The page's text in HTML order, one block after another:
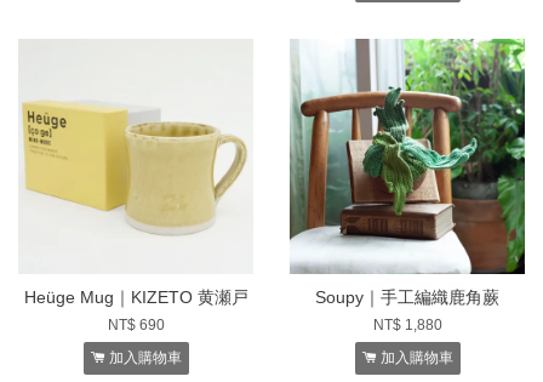
Heüge Mug｜KIZETO 黄瀬戸
NT$ 690
加入購物車
Soupy｜手工編織鹿角蕨
NT$ 1,880
加入購物車